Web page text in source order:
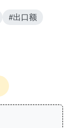
#出口额